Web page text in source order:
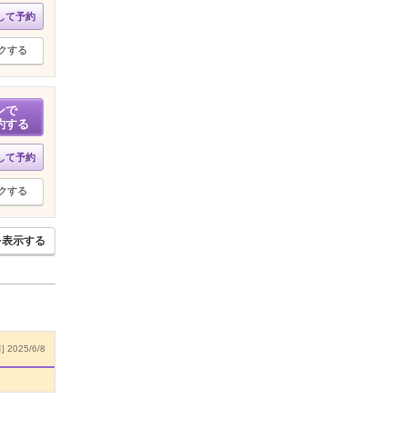
て予約
する
で
する
て予約
する
示する
] 2025/6/8